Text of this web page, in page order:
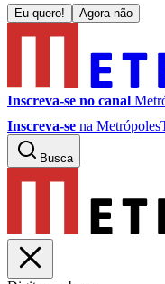
Eu quero! Agora não
Inscreva-se no canal
Inscreva-se na
Busca